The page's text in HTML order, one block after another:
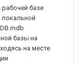
базе
базы на
на месте